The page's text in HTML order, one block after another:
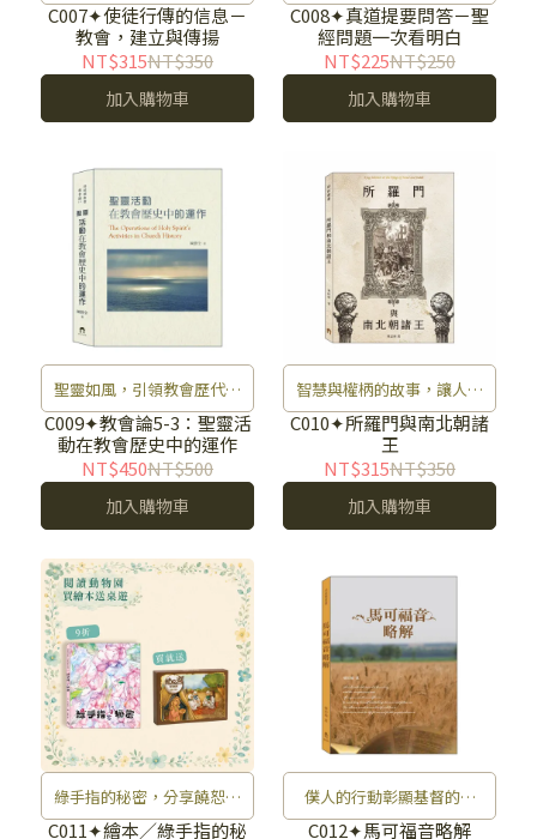
地。
C007✦使徒行傳的信息－
教會，建立與傳揚
NT$315NT$350
加入購物車
一次看明白。
C008✦真道提要問答－聖
經問題一次看明白
NT$225NT$250
加入購物車
聖靈如風，引領教會歷代的
腳步。
C009✦教會論5-3：聖靈活
動在教會歷史中的運作
NT$450NT$500
加入購物車
智慧與權柄的故事，讓人深
思。
C010✦所羅門與南北朝諸
王
NT$315NT$350
加入購物車
綠手指的秘密，分享饒恕的
故事。
C011✦繪本／綠手指的秘
僕人的行動彰顯基督的力
量。
C012✦馬可福音略解